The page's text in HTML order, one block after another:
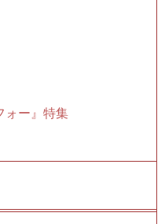
ォー』特集